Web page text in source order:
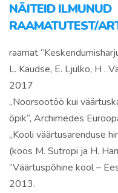
NÄITEID ILMUNUD
RAAMATUTEST/
raamat
L. Kaudse, E. Ljulko, H .
2017
„Noorsootöö kui
õpik“, Archimedes
„Kooli väärtusarenduse
(koos M. Sutropi ja H.
“Väärtuspõhine kool –
2013.